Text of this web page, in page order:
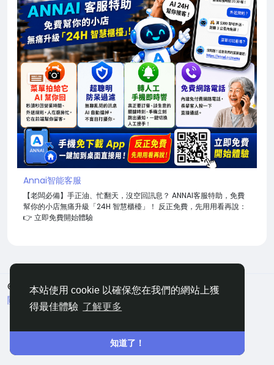
本站使用 cookie 以確保您在我們的網站上獲
得最佳體驗 了解更多
知道了！
Annai智能客服
【老闆必備】手正油、忙翻天，沒空回訊息？ ANNAI客服特助，免費
幫你的小店無痛升級「24H 智慧櫃檯」！ 反正免費，先用用看再說：
👉 立即免費開始體驗
© 2026 嘀咕
中文
關於
條款 隱私 聯絡 網站地圖